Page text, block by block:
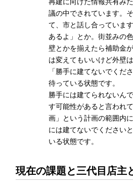
議の中でされています。
て、市と話し合っていま
あるよ」とか。街並みの
壁とかを揃えたら補助金
は変えてもいいけど外壁
「勝手に建てないでくだ
待っている状態です。
勝手には建てられないん
す可能性があると言われ
画」という計画の範囲内
には建てないでください
いる状態です。
現在の課題と三代目店主